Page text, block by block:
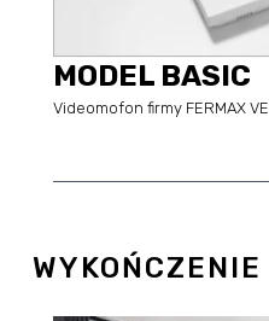
MODEL BASIC
Videomofon firmy FERMAX